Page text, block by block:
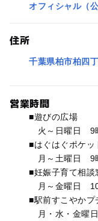
オフィシャル（
住所
千葉県柏市柏四
営業時間
■遊びの広場
火～日曜日 9
■はぐはぐポケッ
月～土曜日 9
■妊娠子育て相談
月～金曜日
■駅前すこやかプ
月・水・金曜